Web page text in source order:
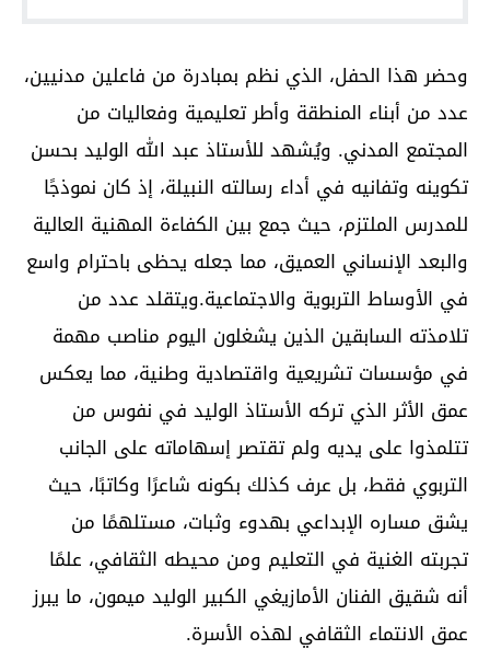
وحضر هذا الحفل، الذي نظم بمبادرة من فاعلين مدنيين،
عدد من أبناء المنطقة وأطر تعليمية وفعاليات من
المجتمع المدني. ويُشهد للأستاذ عبد الله الوليد بحسن
تكوينه وتفانيه في أداء رسالته النبيلة، إذ كان نموذجًا
للمدرس الملتزم، حيث جمع بين الكفاءة المهنية العالية
والبعد الإنساني العميق، مما جعله يحظى باحترام واسع
في الأوساط التربوية والاجتماعية.ويتقلد عدد من
تلامذته السابقين الذين يشغلون اليوم مناصب مهمة
في مؤسسات تشريعية واقتصادية وطنية، مما يعكس
عمق الأثر الذي تركه الأستاذ الوليد في نفوس من
تتلمذوا على يديه ولم تقتصر إسهاماته على الجانب
التربوي فقط، بل عرف كذلك بكونه شاعرًا وكاتبًا، حيث
يشق مساره الإبداعي بهدوء وثبات، مستلهمًا من
تجربته الغنية في التعليم ومن محيطه الثقافي، علمًا
أنه شقيق الفنان الأمازيغي الكبير الوليد ميمون، ما يبرز
عمق الانتماء الثقافي لهذه الأسرة.